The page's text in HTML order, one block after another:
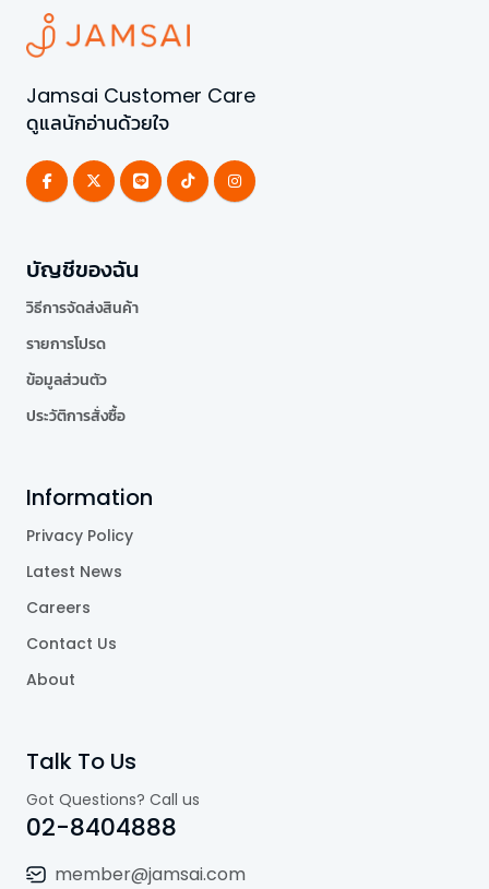
Jamsai Customer Care
ดูแลนักอ่านด้วยใจ
บัญชีของฉัน
วิธีการจัดส่งสินค้า
รายการโปรด
ข้อมูลส่วนตัว
ประวัติการสั่งซื้อ
Information
Privacy Policy
Latest News
Careers
Contact Us
About
Talk To Us
Got Questions? Call us
02-8404888
member@jamsai.com